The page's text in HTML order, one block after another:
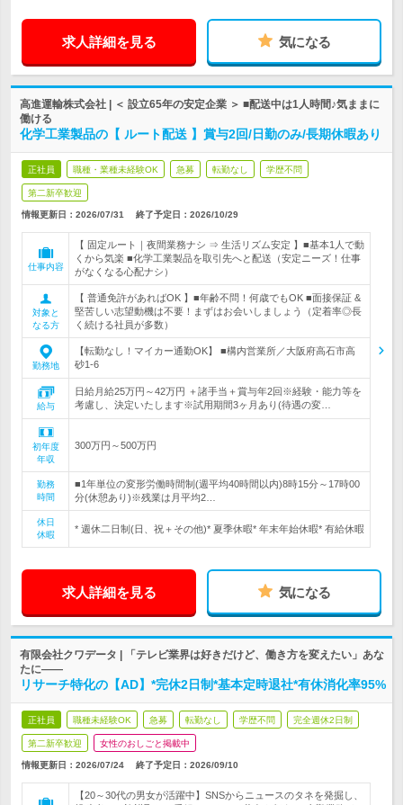
求人詳細を見る 気になる
高進運輸株式会社 | ＜ 設立65年の安定企業 ＞ ■配送中は1人時間♪気ままに
働ける
化学工業製品の【 ルート配送 】賞与2回/日勤のみ/長期休暇あり
正社員 職種・業種未経験OK 急募 転勤なし 学歴不問
第二新卒歓迎
情報更新日：2026/07/31 終了予定日： 2026/10/29
仕事内容
【 固定ルート｜夜間業務ナシ ⇒ 生活リズム安定 】■基本1人で動
くから気楽 ■化学工業製品を取引先へと配送（安定ニーズ！仕事
がなくなる心配ナシ）
対象と
なる方
【 普通免許があればOK 】■年齢不問！何歳でもOK ■面接保証 &
堅苦しい志望動機は不要！まずはお会いしましょう（定着率◎長
く続ける社員が多数）
勤務地
【転勤なし！マイカー通勤OK】 ■構内営業所／大阪府高石市高
砂1-6
給与
日給月給25万円～42万円 ＋諸手当＋賞与年2回※経験・能力等を
考慮し、決定いたします※試用期間3ヶ月あり(待遇の変…
初年度
年収
300万円～500万円
勤務
時間
■1年単位の変形労働時間制(週平均40時間以内)8時15分～17時00
分(休憩あり)※残業は月平均2…
休日
休暇
* 週休二日制(日、祝＋その他)* 夏季休暇* 年末年始休暇* 有給休暇
求人詳細を見る 気になる
有限会社クワデータ | 「テレビ業界は好きだけど、働き方を変えたい」あな
たに――
リサーチ特化の【AD】*完休2日制*基本定時退社*有休消化率95%
正社員 職種未経験OK 急募 転勤なし 学歴不問 完全週休2日制
第二新卒歓迎 女性のおしごと掲載中
情報更新日：2026/07/24 終了予定日： 2026/09/10
【20～30代の男女が活躍中】SNSからニュースのタネを発掘し、